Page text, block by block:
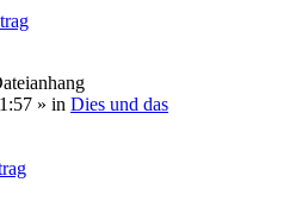
» in Dies und das